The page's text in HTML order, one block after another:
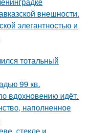
внешности.
элегантностью и
тотальный
99 кв.
вдохновению идёт.
наполненное